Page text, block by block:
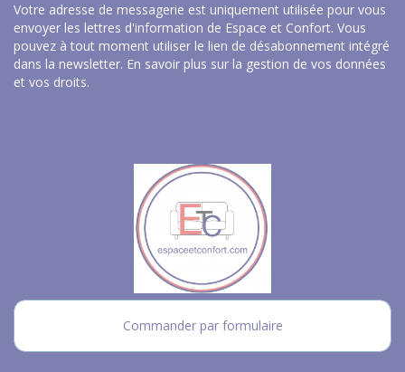
Votre adresse de messagerie est uniquement utilisée pour vous
envoyer les lettres d'information de Espace et Confort. Vous
pouvez à tout moment utiliser le lien de désabonnement intégré
dans la newsletter. En savoir plus sur la gestion de vos données
et vos droits.
Commander par formulaire